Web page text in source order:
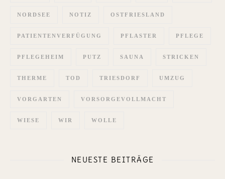
NORDSEE NOTIZ OSTFRIESLAND
PATIENTENVERFÜGUNG PFLASTER PFLEGE
PFLEGEHEIM PUTZ SAUNA STRICKEN
THERME TOD TRIESDORF UMZUG
VORGARTEN VORSORGEVOLLMACHT
WIESE WIR WOLLE
NEUESTE BEITRÄGE